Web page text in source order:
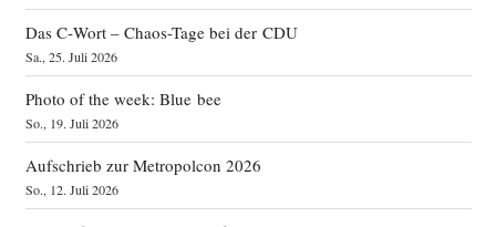
Das C‑Wort – Chaos-Tage bei der CDU
Sa., 25. Juli 2026
Photo of the week: Blue bee
So., 19. Juli 2026
Aufschrieb zur Metropolcon 2026
So., 12. Juli 2026